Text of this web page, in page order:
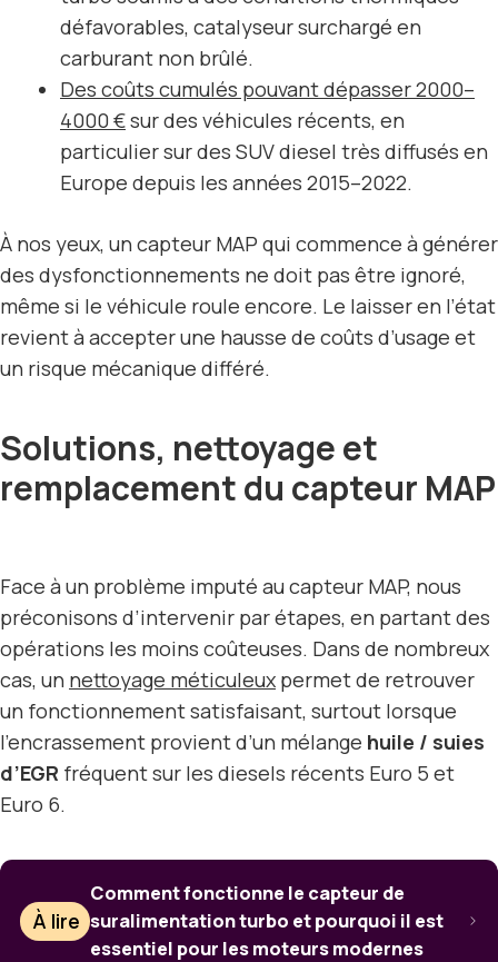
défavorables, catalyseur surchargé en
carburant non brûlé.
Des coûts cumulés pouvant dépasser 2000–
4000 €sur des véhicules récents, en
particulier sur des SUV diesel très diffusés en
Europe depuis les années 2015–2022.
À nos yeux, un capteur MAP qui commence à générer
des dysfonctionnements ne doit pas être ignoré,
même si le véhicule roule encore. Le laisser en l’état
revient à accepter une hausse de coûts d’usage et
un risque mécanique différé.
Solutions, nettoyage et
remplacement du capteur MAP
Face à un problème imputé au capteur MAP, nous
préconisons d’intervenir par étapes, en partant des
opérations les moins coûteuses. Dans de nombreux
cas, un nettoyage méticuleux permet de retrouver
un fonctionnement satisfaisant, surtout lorsque
l’encrassement provient d’un mélange huile / suies
d’EGR fréquent sur les diesels récents Euro 5 et
Euro 6.
À lire
Comment fonctionne le capteur de
suralimentation turbo et pourquoi il est
essentiel pour les moteurs modernes